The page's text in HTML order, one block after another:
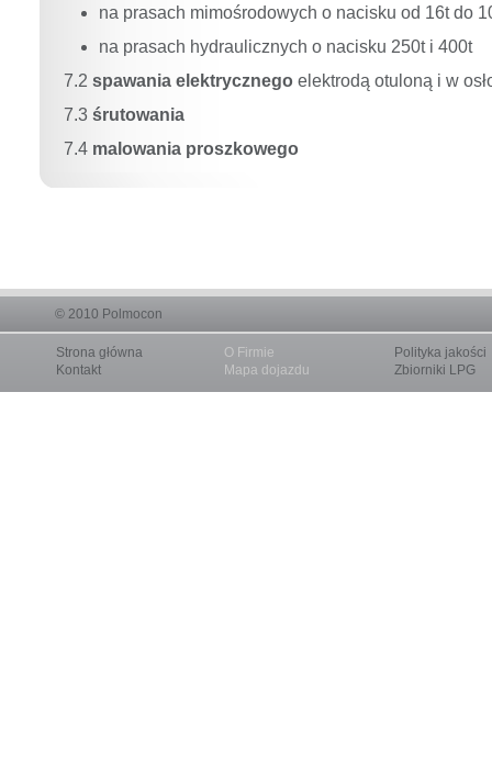
na prasach mimośrodowych o nacisku od 16t do
na prasach hydraulicznych o nacisku 250t i 400t
7.2 spawania elektrycznego elektrodą otuloną i w
7.3 śrutowania
7.4 malowania proszkowego
© 2010 Polmocon
Strona główna O Firmie
Polityka jakości
Kontakt
Mapa dojazdu Zbiorniki LPG